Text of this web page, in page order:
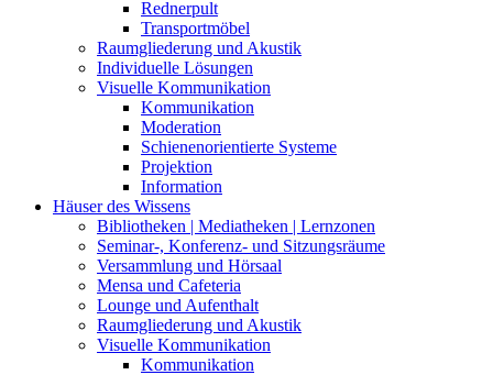
Rednerpult
Transportmöbel
Raumgliederung und Akustik
Individuelle Lösungen
Visuelle Kommunikation
Kommunikation
Moderation
Schienenorientierte Systeme
Projektion
Information
Häuser des Wissens
Bibliotheken | Mediatheken | Lernzonen
Seminar-, Konferenz- und Sitzungsräume
Versammlung und Hörsaal
Mensa und Cafeteria
Lounge und Aufenthalt
Raumgliederung und Akustik
Visuelle Kommunikation
Kommunikation